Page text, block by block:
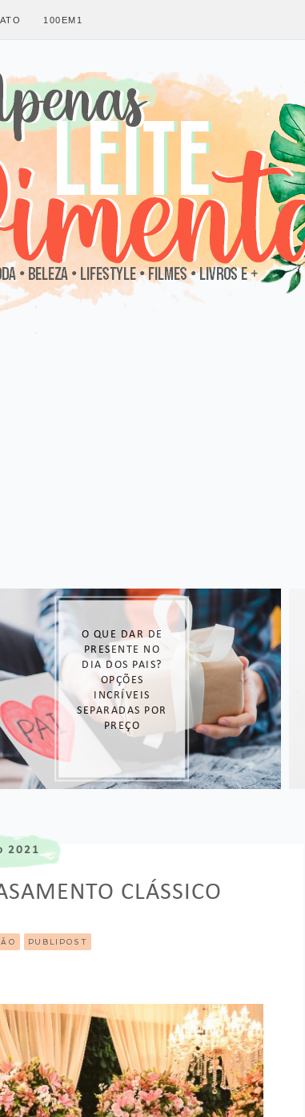
100EM1
PRESENTES QUE
ABRAÇAM A
ROTINA: 3 ITENS
PARA
TRANSFORMAR
O ENXOVAL DE
UMA GRÁVIDA
2021
CLÁSSICO
PUBLIPOST